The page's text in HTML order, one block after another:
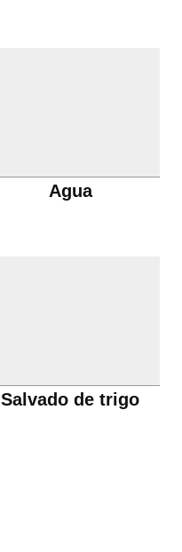
Agua
Salvado de trigo